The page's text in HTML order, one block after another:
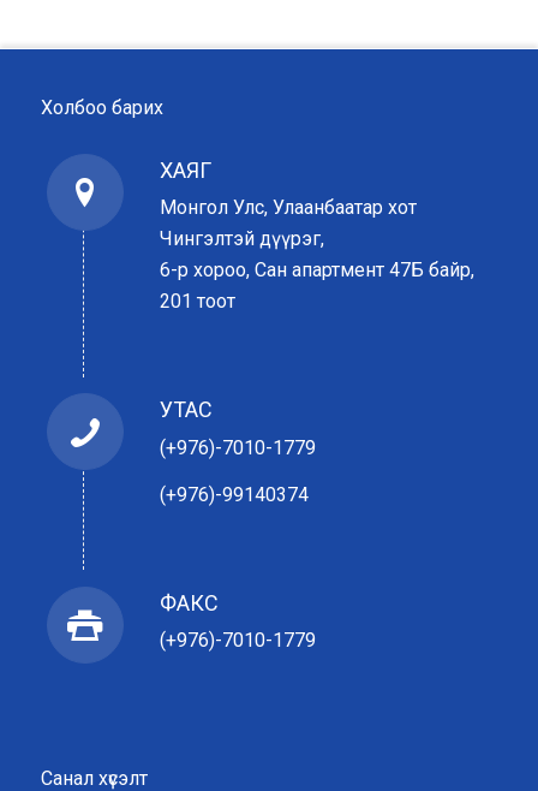
Холбоо барих
ХАЯГ
Монгол Улс, Улаанбаатар хот
Чингэлтэй дүүрэг,
6-р хороо, Сан апартмент 47Б байр,
201 тоот
УТАС
(+976)-7010-1779
(+976)-99140374
ФАКС
(+976)-7010-1779
Санал хүсэлт